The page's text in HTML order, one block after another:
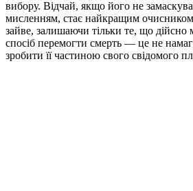
вибору. Відчай, якщо його не
мисленням, стає найкращим
зайве, залишаючи тільки те, що
спосіб перемогти смерть — це не
зробити її частиною свого свідомого